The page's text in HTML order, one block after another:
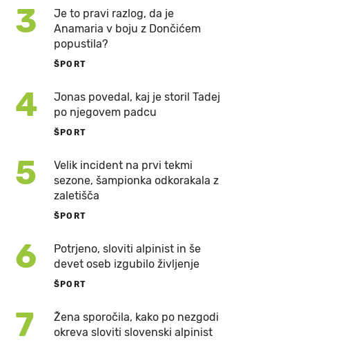
3
Je to pravi razlog, da je
Anamaria v boju z Dončićem
popustila?
ŠPORT
4
Jonas povedal, kaj je storil Tadej
po njegovem padcu
ŠPORT
5
Velik incident na prvi tekmi
sezone, šampionka odkorakala z
zaletišča
ŠPORT
6
Potrjeno, sloviti alpinist in še
devet oseb izgubilo življenje
ŠPORT
7
Žena sporočila, kako po nezgodi
okreva sloviti slovenski alpinist